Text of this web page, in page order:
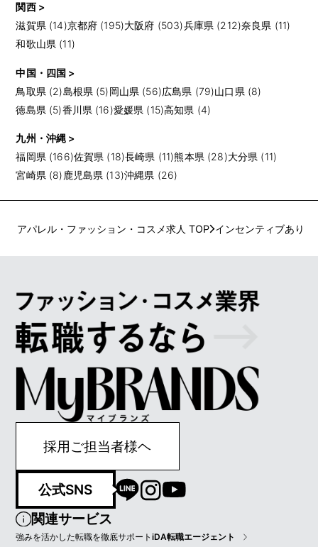
関西 >
滋賀県 (14)京都府 (195)大阪府 (503)兵庫県 (212)奈良県 (11)
和歌山県 (11)
中国・四国 >
鳥取県 (2)島根県 (5)岡山県 (56)広島県 (79)山口県 (8)
徳島県 (5)香川県 (16)愛媛県 (15)高知県 (4)
九州・沖縄 >
福岡県 (166)佐賀県 (18)長崎県 (11)熊本県 (28)大分県 (11)
宮崎県 (8) 鹿児島県 (13)沖縄県 (26)
アパレル・ファッション・コスメ求人 TOP インセンティブあり
採用ご担当者様ヘ
公式SNS
関連サービス
強みを活かした転職を徹底サポートiDA転職エージェント